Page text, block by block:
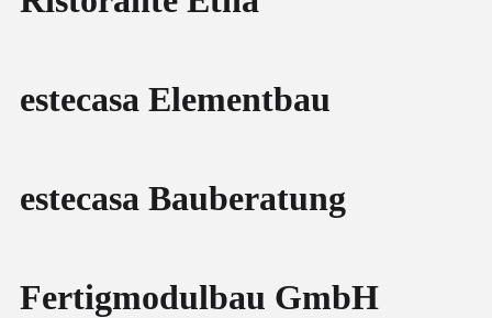
estecasa Elementbau
estecasa Bauberatung
Fertigmodulbau GmbH